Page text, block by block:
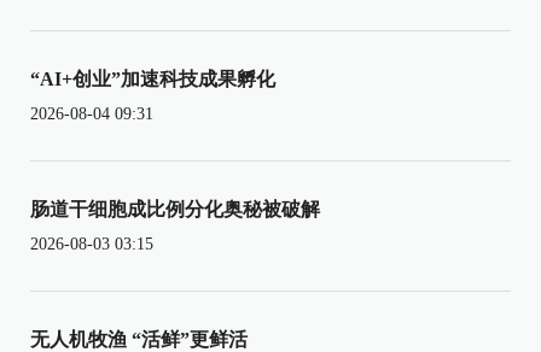
“AI+创业”加速科技成果孵化
2026-08-04 09:31
肠道干细胞成比例分化奥秘被破解
2026-08-03 03:15
无人机牧渔 “活鲜”更鲜活